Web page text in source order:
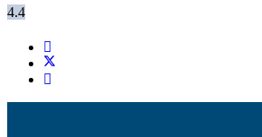
4.4